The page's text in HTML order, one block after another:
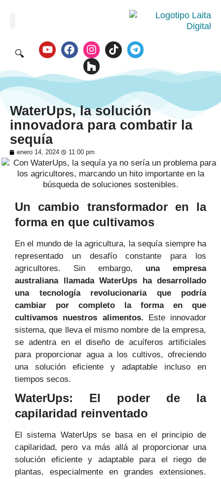
🔍
WaterUps, la solución
innovadora para combatir la
sequía
enero 14, 2024 11:00 pm
Un cambio transformador en la
forma en que cultivamos
En el mundo de la agricultura, la sequía siempre ha
representado un desafío constante para los
agricultores. Sin embargo, una empresa
australiana llamada WaterUps ha desarrollado
una tecnología revolucionaria que podría
cambiar por completo la forma en que
cultivamos nuestros alimentos. Este innovador
sistema, que lleva el mismo nombre de la empresa,
se adentra en el diseño de acuíferos artificiales
para proporcionar agua a los cultivos, ofreciendo
una solución eficiente y adaptable incluso en
tiempos secos.
WaterUps: El poder de la
capilaridad reinventado
El sistema WaterUps se basa en el principio de
capilaridad, pero va más allá al proporcionar una
solución eficiente y adaptable para el riego de
plantas, especialmente en grandes extensiones.